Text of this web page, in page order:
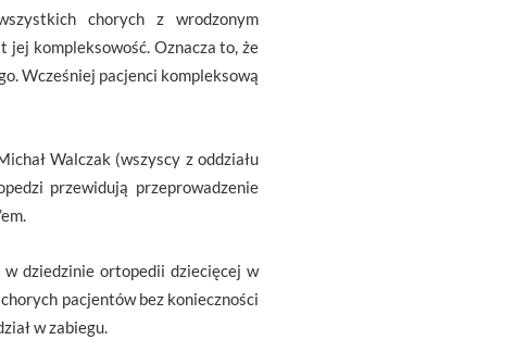
chorych z wrodzonym
jej kompleksowość. Oznacza to, że
Wcześniej pacjenci kompleksową
Walczak (wszyscy z oddziału
przewidują przeprowadzenie
dziedzinie ortopedii dziecięcej w
pacjentów bez konieczności
w zabiegu.